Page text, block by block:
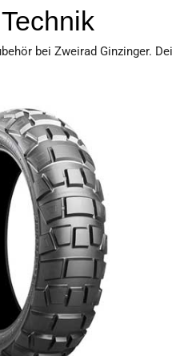
bei Zweirad Ginzinger.